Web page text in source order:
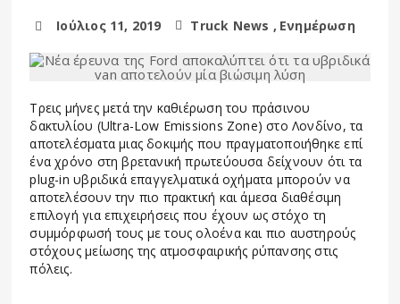
Ιούλιος 11, 2019 Truck News , Ενημέρωση
Τρεις μήνες μετά την καθιέρωση του πράσινου
δακτυλίου (Ultra-Low Emissions Zone) στο Λονδίνο, τα
αποτελέσματα μιας δοκιμής που πραγματοποιήθηκε επί
ένα χρόνο στη βρετανική πρωτεύουσα δείχνουν ότι τα
plug-in υβριδικά επαγγελματικά οχήματα μπορούν να
αποτελέσουν την πιο πρακτική και άμεσα διαθέσιμη
επιλογή για επιχειρήσεις που έχουν ως στόχο τη
συμμόρφωσή τους με τους ολοένα και πιο αυστηρούς
στόχους μείωσης της ατμοσφαιρικής ρύπανσης στις
πόλεις.